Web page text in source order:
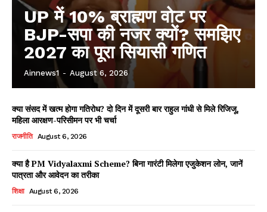
UP में 10% ब्राह्मण वोट पर
BJP-सपा की नजर क्यों? समझिए
2027 का पूरा सियासी गणित
Ainnews1 - August 6, 2026
क्या संसद में खत्म होगा गतिरोध? दो दिन में दूसरी बार राहुल गांधी से मिले रिजिजू,
महिला आरक्षण-परिसीमन पर भी चर्चा
राजनीति August 6, 2026
क्या है PM Vidyalaxmi Scheme? बिना गारंटी मिलेगा एजुकेशन लोन, जानें
पात्रता और आवेदन का तरीका
शिक्षा August 6, 2026